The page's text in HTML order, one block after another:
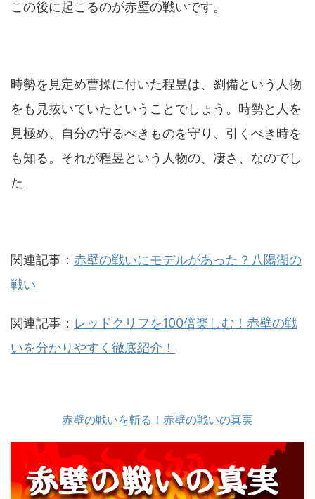
この後に起こるのが赤壁の戦いです。
時勢を見定め曹操に付いた程昱は、劉備という人物
をも見抜いていたということでしょう。時勢と人を
見極め、自分の守るべきものを守り、引くべき時を
も知る。それが程昱という人物の、凄さ、なのでし
た。
関連記事： 赤壁の戦いにモデルがあった？八陽湖の
戦い
関連記事： レッドクリフを100倍楽しむ！赤壁の戦
いを分かりやすく徹底紹介！
赤壁の戦いを斬る！赤壁の戦いの真実